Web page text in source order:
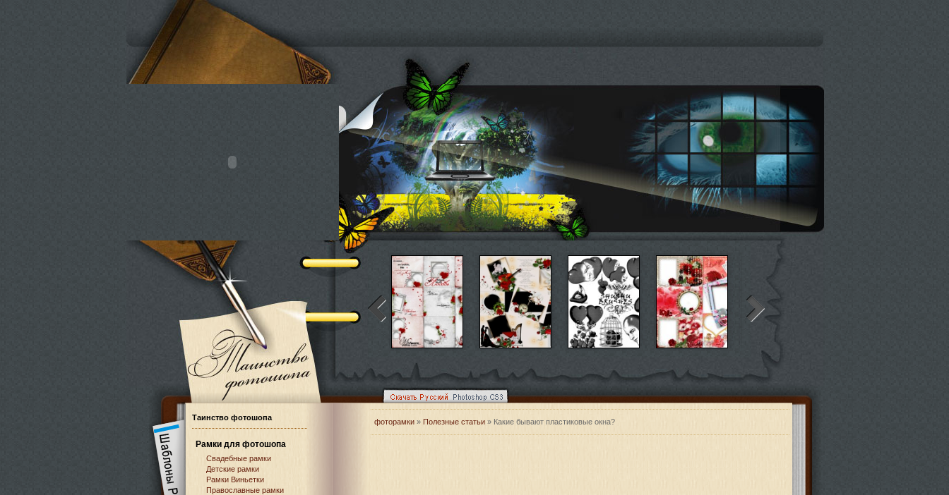
Таинство фотошопа
Рамки для фотошопа
Свадебные рамки
Детские рамки
Рамки Виньетки
Православные рамки
фоторамки» Полезные статьи» Какие бывают пластиковые окна?